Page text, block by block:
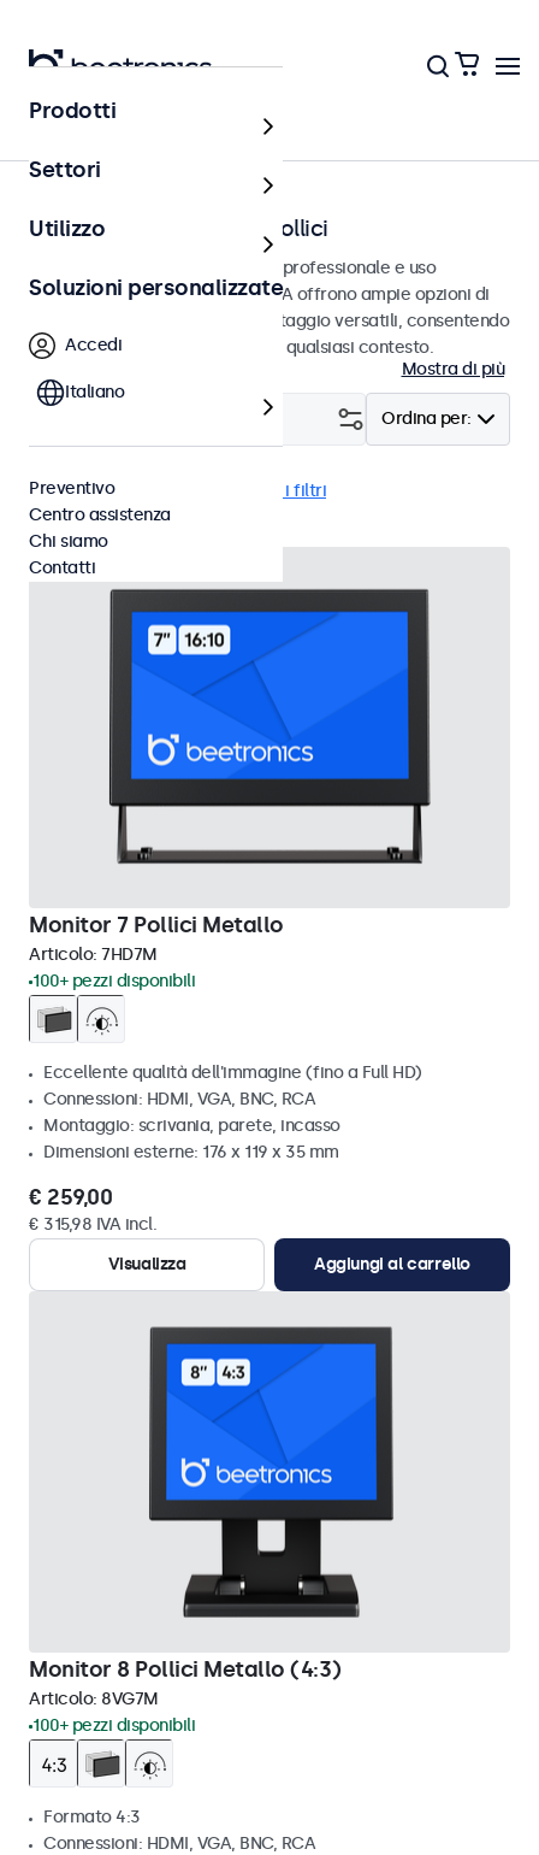
Home
Monitor VGA da 7 a 32 pollici
Monitor VGA progettati per uso professionale e uso
continuativo. Questi monitor VGA offrono ampie opzioni di
configurazione e opzioni di montaggio versatili, consentendo
loro di integrarsi perfettamente qualsiasi contesto.
Mostra di più
Ordina per:
VGA BNC (CVBS) Cancella i filtri
Monitor 7 Pollici Metallo
Articolo: 7HD7M
100+ pezzi disponibili
Eccellente qualità dell'immagine (fino a Full HD)
Connessioni: HDMI, VGA, BNC, RCA
Montaggio: scrivania, parete, incasso
Dimensioni esterne: 176 x 119 x 35 mm
€ 259,00
€ 315,98 IVA incl.
Visualizza
Aggiungi al carrello
Monitor 8 Pollici Metallo (4:3)
Articolo: 8VG7M
100+ pezzi disponibili
Formato 4:3
Connessioni: HDMI, VGA, BNC, RCA
Prodotti
Settori
Utilizzo
Soluzioni personalizzate
Accedi
Italiano
Preventivo
Centro assistenza
Chi siamo
Contatti